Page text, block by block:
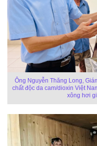
Ông Nguyễn Thăng Long,
chất độc da cam/dioxin Việt
xông hơi